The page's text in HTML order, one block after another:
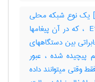
یک نوع شبکه محلی
، مانند ‎ AppleTalk یا ‎ Ethernet ، که در آن پیغامها
بین دستگاههای
پیچیده شده ، عبور
وقتی میتوانند داده